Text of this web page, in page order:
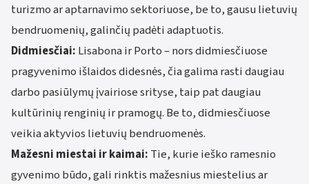
turizmo ar aptarnavimo sektoriuose, be to, gausu lietuvių
bendruomenių, galinčių padėti adaptuotis.
Didmiesčiai: Lisabona ir Porto – nors didmiesčiuose
pragyvenimo išlaidos didesnės, čia galima rasti daugiau
darbo pasiūlymų įvairiose srityse, taip pat daugiau
kultūrinių renginių ir pramogų. Be to, didmiesčiuose
veikia aktyvios lietuvių bendruomenės.
Mažesni miestai ir kaimai: Tie, kurie ieško ramesnio
gyvenimo būdo, gali rinktis mažesnius miestelius ar